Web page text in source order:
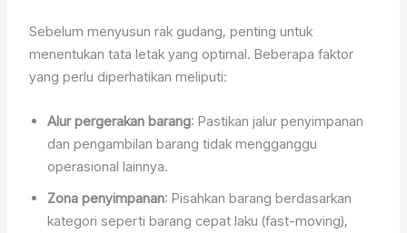
Sebelum menyusun rak gudang, penting untuk
menentukan tata letak yang optimal. Beberapa faktor
yang perlu diperhatikan meliputi:
Alur pergerakan barang: Pastikan jalur penyimpanan
dan pengambilan barang tidak mengganggu
operasional lainnya.
Zona penyimpanan: Pisahkan barang berdasarkan
kategori seperti barang cepat laku (fast-moving),